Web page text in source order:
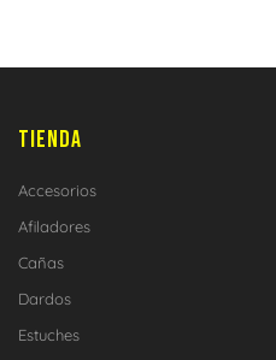
TIENDA
Accesorios
Afiladores
Cañas
Dardos
Estuches